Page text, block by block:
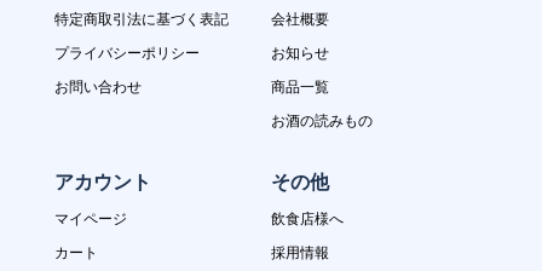
特定商取引法に基づく表記
プライバシーポリシー
お問い合わせ
会社概要
お知らせ
商品一覧
お酒の読みもの
アカウント
マイページ
カート
その他
飲食店様へ
採用情報